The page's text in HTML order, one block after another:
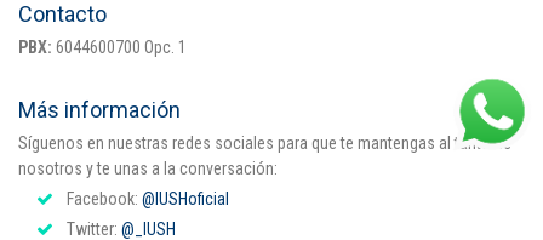
Contacto
PBX: 6044600700 Opc. 1
Más información
Síguenos en nuestras redes sociales para que te mantengas al tanto de
nosotros y te unas a la conversación:
Facebook: @IUSHoficial
Twitter: @_IUSH